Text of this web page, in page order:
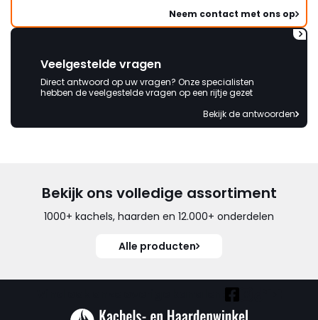
Neem contact met ons op
Veelgestelde vragen
Direct antwoord op uw vragen? Onze specialisten
hebben de veelgestelde vragen op een rijtje gezet
Bekijk de antwoorden
Bekijk ons volledige assortiment
1000+ kachels, haarden en 12.000+ onderdelen
Alle producten